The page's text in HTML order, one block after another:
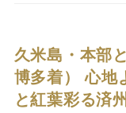
久米島・本部
博多着）心地
と紅葉彩る済